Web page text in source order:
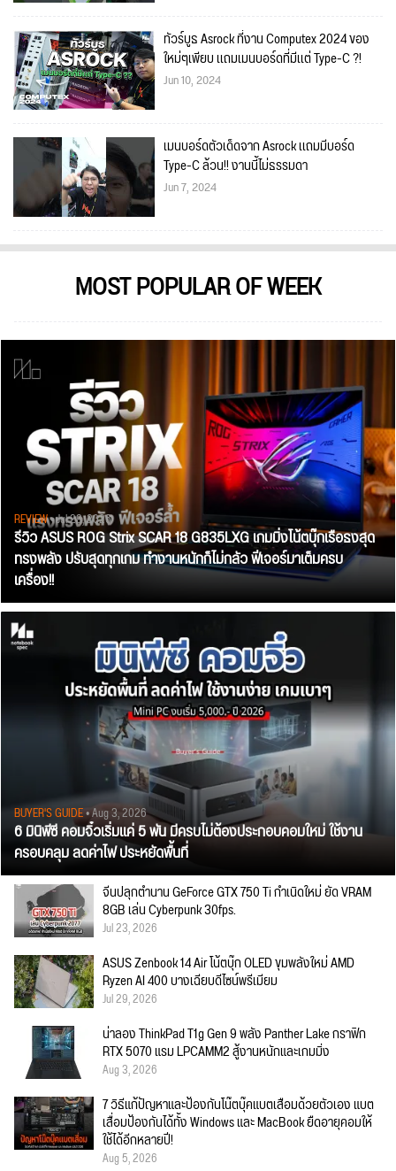
ทัวร์บูธ Asrock ที่งาน Computex 2024 ของ
ใหม่ๆเพียบ เเถมเมนบอร์ดที่มีเเต่ Type-C ?!
Jun 10, 2024
เมนบอร์ดตัวเด็ดจาก Asrock เเถมมีบอร์ด
Type-C ล้วน!! งานนี้ไม่ธรรมดา
Jun 7, 2024
MOST POPULAR OF WEEK
REVIEW• Jul 28, 2026
รีวิว ASUS ROG Strix SCAR 18 G835LXG เกมมิ่งโน้ตบุ๊กเรือธงสุด
ทรงพลัง ปรับสุดทุกเกม ทำงานหนักก็ไม่กลัว ฟีเจอร์มาเต็มครบ
เครื่อง!!
BUYER'S GUIDE• Aug 3, 2026
6 มินิพีซี คอมจิ๋วเริ่มแค่ 5 พัน มีครบไม่ต้องประกอบคอมใหม่ ใช้งาน
ครอบคลุม ลดค่าไฟ ประหยัดพื้นที่
จีนปลุกตำนาน GeForce GTX 750 Ti กำเนิดใหม่ ยัด VRAM
8GB เล่น Cyberpunk 30fps.
Jul 23, 2026
ASUS Zenbook 14 Air โน้ตบุ๊ก OLED ขุมพลังใหม่ AMD
Ryzen AI 400 บางเฉียบดีไซน์พรีเมียม
Jul 29, 2026
น่าลอง ThinkPad T1g Gen 9 พลัง Panther Lake กราฟิก
RTX 5070 แรม LPCAMM2 สู้งานหนักและเกมมิ่ง
Aug 3, 2026
7 วิธีแก้ปัญหาและป้องกันโน๊ตบุ๊คแบตเสื่อมด้วยตัวเอง แบต
เสื่อมป้องกันได้ทั้ง Windows และ MacBook ยืดอายุคอมให้
ใช้ได้อีกหลายปี!
Aug 5, 2026